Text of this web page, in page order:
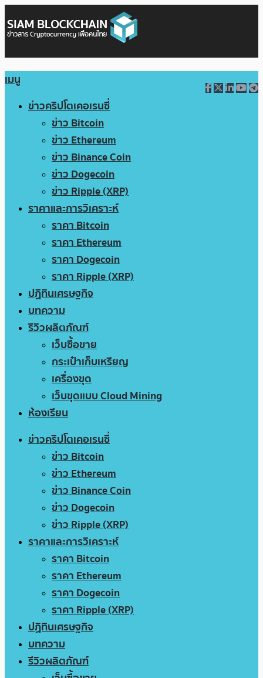
เมนู
ข่าวคริปโตเคอเรนซี่
ข่าว Bitcoin
ข่าว Ethereum
ข่าว Binance Coin
ข่าว Dogecoin
ข่าว Ripple (XRP)
ราคาและการวิเคราะห์
ราคา Bitcoin
ราคา Ethereum
ราคา Dogecoin
ราคา Ripple (XRP)
ปฏิทินเศรษฐกิจ
บทความ
รีวิวผลิตภัณฑ์
เว็บซื้อขาย
กระเป๋าเก็บเหรียญ
เครื่องขุด
เว็บขุดแบบ Cloud Mining
ห้องเรียน
ข่าวคริปโตเคอเรนซี่
ข่าว Bitcoin
ข่าว Ethereum
ข่าว Binance Coin
ข่าว Dogecoin
ข่าว Ripple (XRP)
ราคาและการวิเคราะห์
ราคา Bitcoin
ราคา Ethereum
ราคา Dogecoin
ราคา Ripple (XRP)
ปฏิทินเศรษฐกิจ
บทความ
รีวิวผลิตภัณฑ์